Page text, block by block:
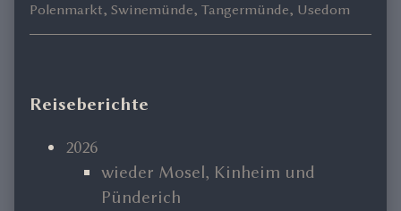
Polenmarkt, Swinemünde, Tangermünde, Usedom
Primary
Sidebar
Reiseberichte
2026
wieder Mosel, Kinheim und
Pünderich